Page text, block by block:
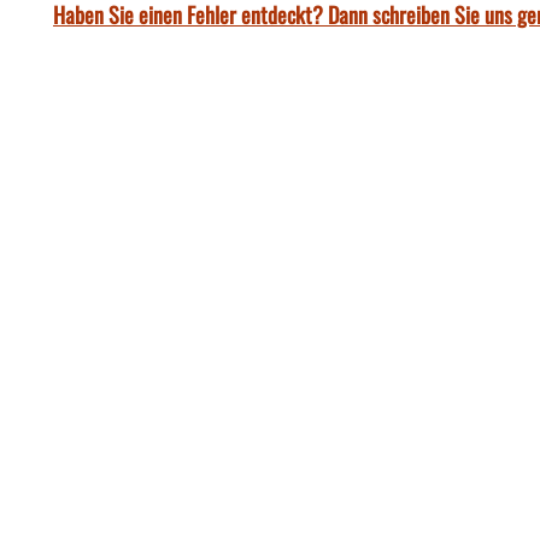
Haben Sie einen Fehler entdeckt? Dann schreiben Sie uns